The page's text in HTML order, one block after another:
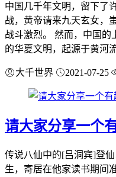
中国几千年文明，留下了
战，黄帝请来九天玄女，
战斗激烈。 然而，中国的
的华夏文明，起源于黄河
大千世界 2021-07-25
请大家分享一个
传说八仙中的[吕洞宾]登
生，寄居在他家读书期间